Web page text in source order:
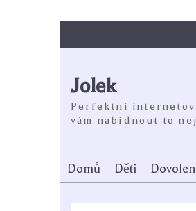
Jolek
Perfektní
vám nabídnout to
Domů Děti